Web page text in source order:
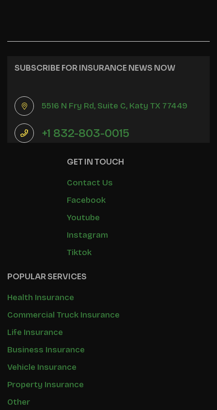
SUBSCRIBE FOR INSURANCE NEWS NOW
5516 N Fry Rd, Suite C, Katy TX 77449
+1 832-803-0015
GET IN TOUCH
Contact Us
Facebook
Youtube
Instagram
Tiktok
POPULAR SERVICES
Health Insurance
Commercial Truck Insurance
Life Insurance
Business Insurance
Vehicle Insurance
Property Insurance
Other